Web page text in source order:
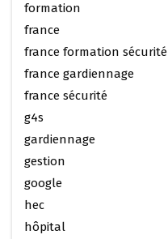
formation
france
france formation sécurité
france gardiennage
france sécurité
g4s
gardiennage
gestion
google
hec
hôpital